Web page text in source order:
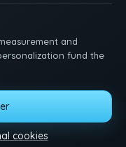
and
fund the
cookies
18 U.S.C. 2257
uns deine Ideen, Wünsche